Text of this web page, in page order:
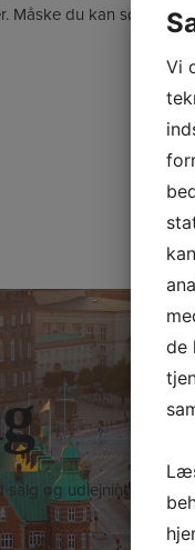
Måske du kan søge
og udlejning af
Vi
de